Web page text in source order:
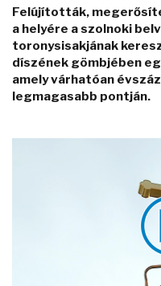
Felújították,
a helyére a szolnoki
toronysisakjának
díszének gömbjében
amely várhatóan
legmagasabb pontján.